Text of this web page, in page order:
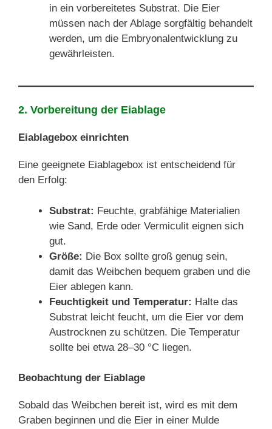
in ein vorbereitetes Substrat. Die Eier
müssen nach der Ablage sorgfältig behandelt
werden, um die Embryonalentwicklung zu
gewährleisten.
2. Vorbereitung der Eiablage
Eiablagebox einrichten
Eine geeignete Eiablagebox ist entscheidend für
den Erfolg:
Substrat: Feuchte, grabfähige Materialien
wie Sand, Erde oder Vermiculit eignen sich
gut.
Größe: Die Box sollte groß genug sein,
damit das Weibchen bequem graben und die
Eier ablegen kann.
Feuchtigkeit und Temperatur: Halte das
Substrat leicht feucht, um die Eier vor dem
Austrocknen zu schützen. Die Temperatur
sollte bei etwa 28–30 °C liegen.
Beobachtung der Eiablage
Sobald das Weibchen bereit ist, wird es mit dem
Graben beginnen und die Eier in einer Mulde